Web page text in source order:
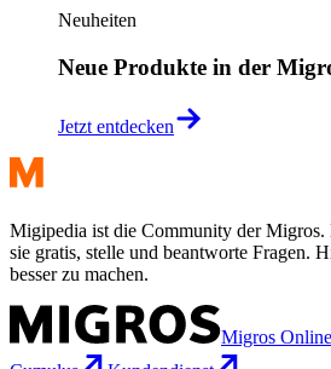
Neuheiten
Neue Produkte in der
Jetzt entdecken
Migipedia ist die Community der Migros.
sie gratis, stelle und beantworte Fragen.
besser zu machen.
Migros Online